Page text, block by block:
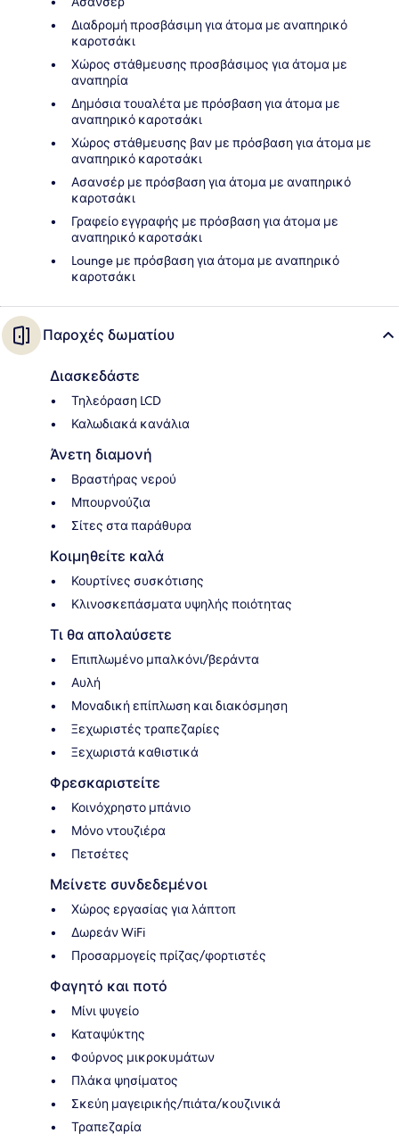
Διαδρομή προσβάσιμη για άτομα με αναπηρικό
καροτσάκι
Χώρος στάθμευσης προσβάσιμος για άτομα με
αναπηρία
Δημόσια τουαλέτα με πρόσβαση για άτομα με
αναπηρικό καροτσάκι
Χώρος στάθμευσης βαν με πρόσβαση για άτομα με
αναπηρικό καροτσάκι
Ασανσέρ με πρόσβαση για άτομα με αναπηρικό
καροτσάκι
Γραφείο εγγραφής με πρόσβαση για άτομα με
αναπηρικό καροτσάκι
Lounge με πρόσβαση για άτομα με αναπηρικό
καροτσάκι
Παροχές δωματίου
Διασκεδάστε
Τηλεόραση LCD
Καλωδιακά κανάλια
Άνετη διαμονή
Βραστήρας νερού
Μπουρνούζια
Σίτες στα παράθυρα
Κοιμηθείτε καλά
Κουρτίνες συσκότισης
Κλινοσκεπάσματα υψηλής ποιότητας
Τι θα απολαύσετε
Επιπλωμένο μπαλκόνι/βεράντα
Αυλή
Μοναδική επίπλωση και διακόσμηση
Ξεχωριστές τραπεζαρίες
Ξεχωριστά καθιστικά
Φρεσκαριστείτε
Κοινόχρηστο μπάνιο
Μόνο ντουζιέρα
Πετσέτες
Μείνετε συνδεδεμένοι
Χώρος εργασίας για λάπτοπ
Δωρεάν WiFi
Προσαρμογείς πρίζας/φορτιστές
Φαγητό και ποτό
Μίνι ψυγείο
Καταψύκτης
Φούρνος μικροκυμάτων
Πλάκα ψησίματος
Σκεύη μαγειρικής/πιάτα/κουζινικά
Τραπεζαρία